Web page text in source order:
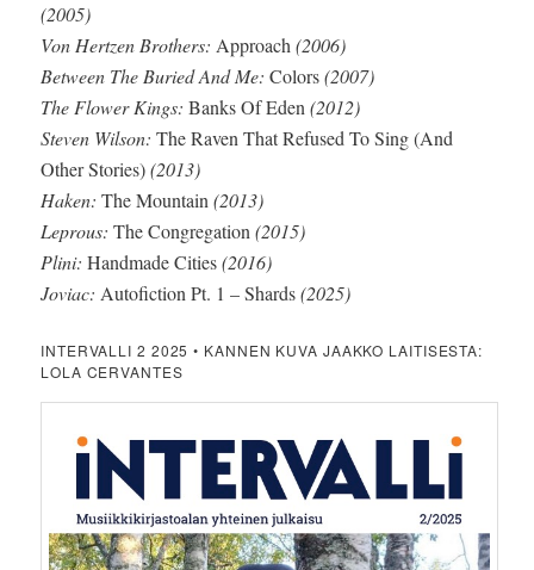
(2005)
Von Hertzen Brothers:Approach(2006)
Between The Buried And Me:Colors(2007)
The Flower Kings:Banks Of Eden(2012)
Steven Wilson:The Raven That Refused To Sing (And
Other Stories)(2013)
Haken:The Mountain(2013)
Leprous:The Congregation(2015)
Plini:Handmade Cities(2016)
Joviac:Autofiction Pt. 1 – Shards(2025)
INTERVALLI 2 2025 • KANNEN KUVA JAAKKO LAITISESTA:
LOLA CERVANTES